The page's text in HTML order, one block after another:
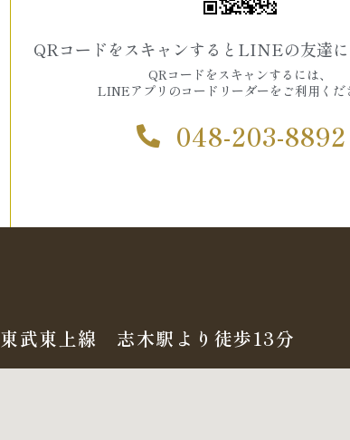
QRコードをスキャンするとLINEの友達
QRコードをスキャンするには、
LINEアプリのコードリーダーをご利用くだ
048-203-8892
東武東上線 志木駅より徒歩13分